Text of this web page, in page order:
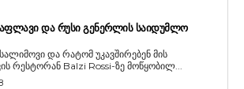
ᲓᲐ ᲠᲣᲡᲘ ᲒᲔᲜᲔᲠᲚᲘᲡ ᲡᲐᲘᲓᲣᲛᲚᲝ
და რატომ უკავშირებენ მის
რესტორან Balzi Rossi-ზე მოწყობილ...